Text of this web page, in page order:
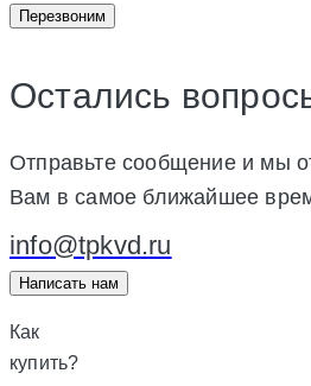
Перезвоним
Остались
Отправьте сообщение и мы
Вам в самое ближайшее
info@tpkvd.ru
Написать нам
Как
купить?